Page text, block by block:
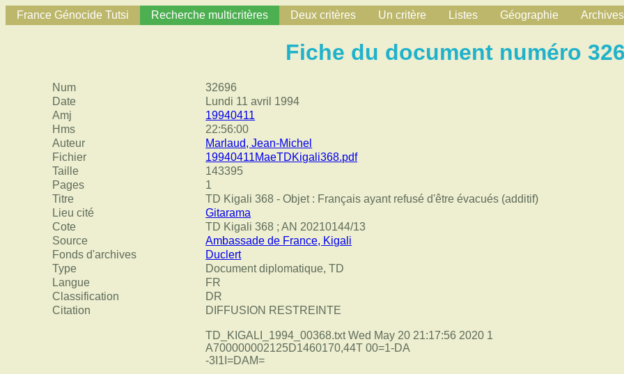
France Génocide Tutsi Recherche multicritères Deux critères Un critère Listes Géographie Archives
Fiche du document numéro
Num
32696
Date
Lundi 11 avril 1994
Amj
19940411
Hms
22:56:00
Auteur
Marlaud, Jean-Michel
Fichier
19940411MaeTDKigali368.pdf
Taille
143395
Pages
1
Titre
TD Kigali 368 - Objet : Français ayant refusé d'être évacués (additif)
Lieu cité
Gitarama
Cote
TD Kigali 368 ; AN 20210144/13
Source
Ambassade de France, Kigali
Fonds d'archives
Duclert
Type
Document diplomatique, TD
Langue
FR
Classification
DR
Citation
DIFFUSION RESTREINTE
TD_KIGALI_1994_00368.txt Wed May 20 21:17:56 2020 1
A700000002125D1460170,44T 00=1-DA
-3I1I=DAM=